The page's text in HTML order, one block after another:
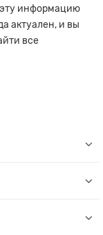
информацию
актуален, и вы
все